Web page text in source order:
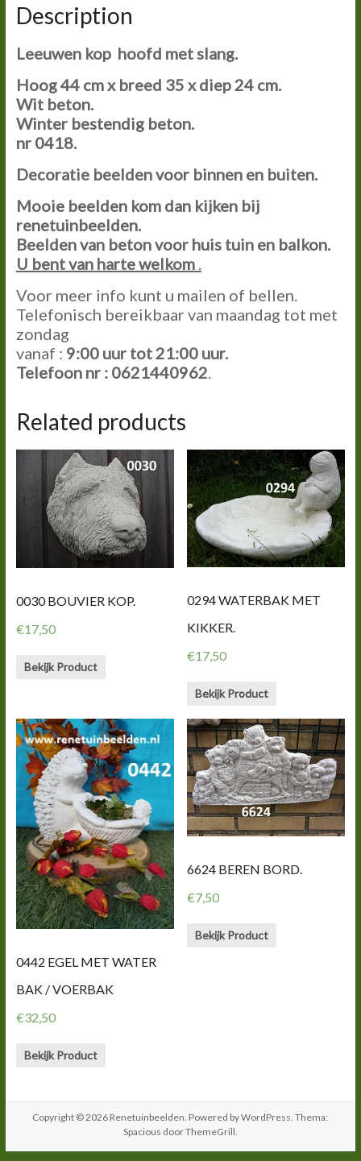
Description
Leeuwen kop hoofd met slang.
Hoog 44 cm x breed 35 x diep 24 cm.
Wit beton.
Winter bestendig beton.
nr 0418.
Decoratie beelden voor binnen en buiten.
Mooie beelden kom dan kijken bij
renetuinbeelden.
Beelden van beton voor huis tuin en balkon.
U bent van harte welkom.
Voor meer info kunt u mailen of bellen.
Telefonisch bereikbaar van maandag tot met
zondag
vanaf : 9:00uur tot21:00uur.
Telefoon nr : 0621440962.
Related products
0030 BOUVIER KOP.
€17,50
Bekijk Product
0294 WATERBAK MET
KIKKER.
€17,50
Bekijk Product
0442 EGEL MET WATER
BAK / VOERBAK
€32,50
Bekijk Product
6624 BEREN BORD.
€7,50
Bekijk Product
Copyright © 2026 Renetuinbeelden . Powered byWordPress . Thema:
Spacious doorThemeGrill